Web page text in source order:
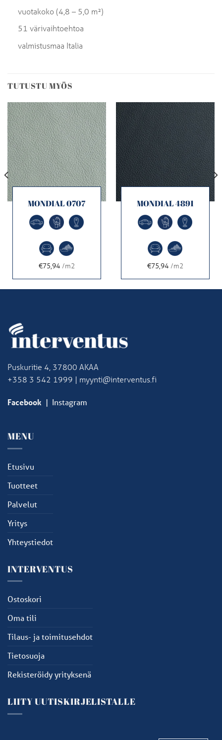
vuotakoko (4,8 – 5,0 m²)
51 värivaihtoehtoa
valmistusmaa Italia
TUTUSTU MYÖS
MONDIAL 0707
€75,94/m2
MONDIAL 4891
€75,94/m2
Puskuritie 4, 37800 AKAA
+358 3 542 1999 | myynti@interventus.fi
Facebook | Instagram
MENU
Etusivu
Tuotteet
Palvelut
Yritys
Yhteystiedot
INTERVENTUS
Ostoskori
Oma tili
Tilaus- ja toimitusehdot
Tietosuoja
Rekisteröidy yrityksenä
LIITY UUTISKIRJELISTALLE